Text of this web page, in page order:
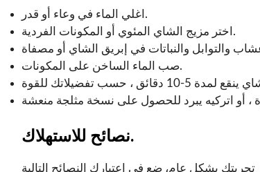
اغلي الماء في وعاء أو قدر.
اختر مزيج الشاي المئوي أو المكونات الفردية.
صب الماء الساخن على المكونات.
نصائح للاستهلاك.